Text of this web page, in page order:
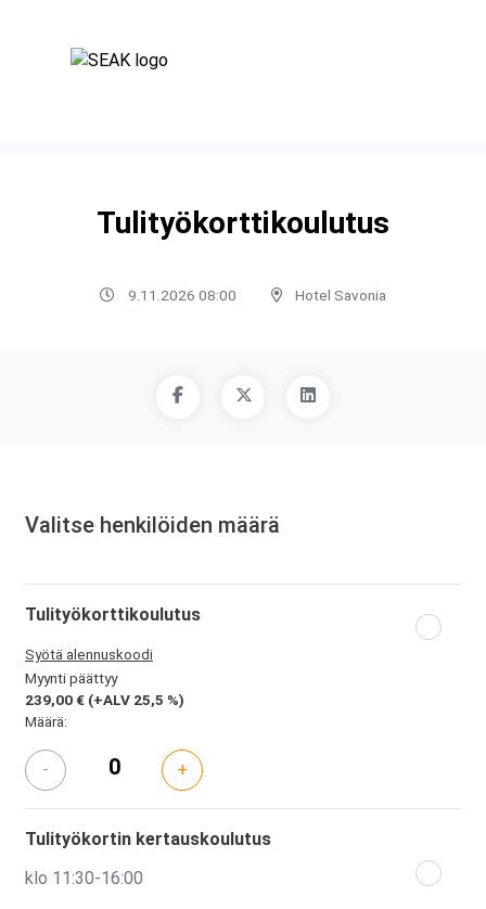
Tulityökorttikoulutus
9.11.2026 08:00 Hotel Savonia
Valitse henkilöiden määrä
Tulityökorttikoulutus
Syötä alennuskoodi
Myynti päättyy
239,00 € (+ALV 25,5 %)
Määrä:
- +
Tulityökortin kertauskoulutus
klo 11:30-16:00